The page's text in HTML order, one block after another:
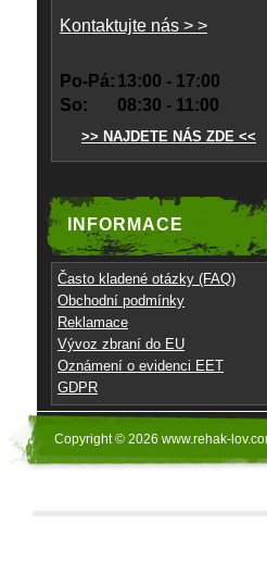
Kontaktujte nás > >
Po-Pá: 13:00 - 17:00
So:
08:30 - 11:00
>> NAJDETE NÁS ZDE <<
INFORMACE
Často kladené otázky (FAQ)
Obchodní podmínky
Reklamace
Vývoz zbraní do EU
Oznámení o evidenci EET
GDPR
Copyright © 2026 www.rehak-